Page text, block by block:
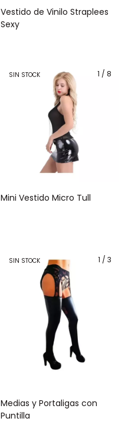
Vestido de Vinilo Straplees
Sexy
1 / 8
SIN STOCK
Mini Vestido Micro Tull
1 / 3
SIN STOCK
Medias y Portaligas con
Puntilla